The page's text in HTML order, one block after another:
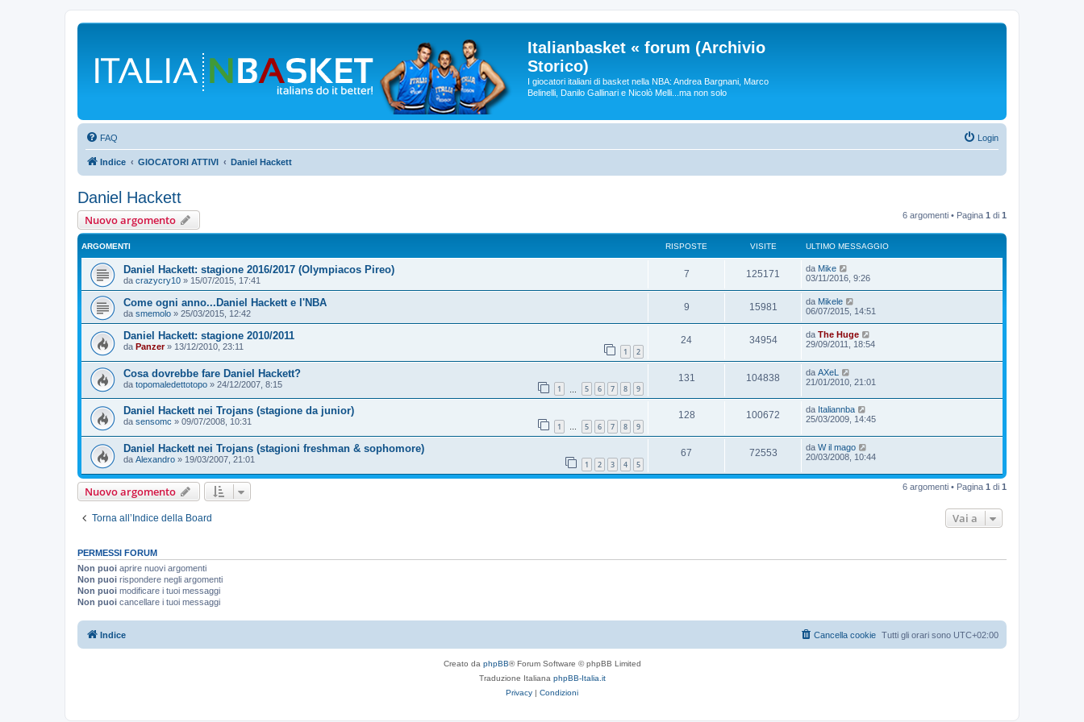
Italianbasket « forum (Archivio
Storico)
I giocatori italiani di basket nella NBA: Andrea Bargnani, Marco
Belinelli, Danilo Gallinari e Nicolò Melli...ma non solo
FAQ Login
Indice GIOCATORI ATTIVI Daniel Hackett
Daniel Hackett
Nuovo argomento 6 argomenti • Pagina 1 di 1
ARGOMENTI RISPOSTE VISITE ULTIMO MESSAGGIO
Daniel Hackett: stagione 2016/2017 (Olympiacos Pireo)
da crazycry10 » 15/07/2015, 17:41
7 125171 da Mike
03/11/2016, 9:26
Come ogni anno...Daniel Hackett e l'NBA
da smemolo » 25/03/2015, 12:42
9 15981 da Mikele
06/07/2015, 14:51
Daniel Hackett: stagione 2010/2011
da Panzer» 13/12/2010, 23:11 1 2
24 34954 da The Huge
29/09/2011, 18:54
Cosa dovrebbe fare Daniel Hackett?
da topomaledettotopo » 24/12/2007, 8:15 1 5 6 7 8 9
131 104838 da AXeL
21/01/2010, 21:01
Daniel Hackett nei Trojans (stagione da junior)
da sensomc » 09/07/2008, 10:31 1 … 5 6 7 8 9
128 100672 da Italiannba
25/03/2009, 14:45
Daniel Hackett nei Trojans (stagioni freshman & sophomore)
da Alexandro » 19/03/2007, 21:01 1 2 3 4 5
67 72553 da W il mago
20/03/2008, 10:44
Nuovo argomento 6 argomenti • Pagina 1 di 1
Torna all’Indice della Board Vai a
PERMESSI FORUM
Non puoi aprire nuovi argomenti
Non puoi rispondere negli argomenti
Non puoi modificare i tuoi messaggi
Non puoi cancellare i tuoi messaggi
Indice Tutti gli orari sono UTC+02:00
Cancella cookie
Creato da phpBB® Forum Software © phpBB Limited
Traduzione Italiana phpBB-Italia.it
Privacy | Condizioni